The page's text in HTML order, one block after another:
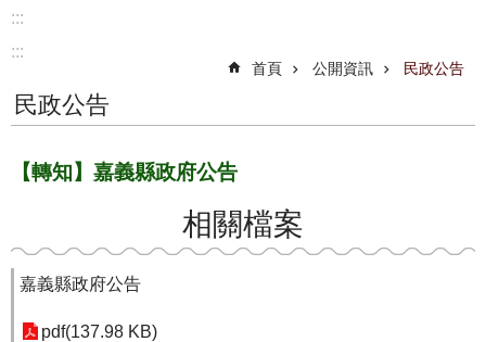
:::
:::
首頁 公開資訊 民政公告
民政公告
【轉知】嘉義縣政府公告
相關檔案
嘉義縣政府公告
pdf(137.98 KB)